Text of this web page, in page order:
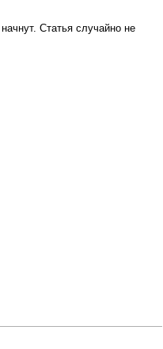
Статья случайно не